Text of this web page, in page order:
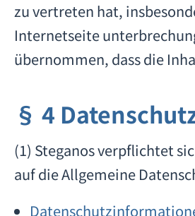
zu vertreten hat,
Internetseite
übernommen, dass die
§ 4
(1) Steganos verpflichtet
auf die Allgemeine